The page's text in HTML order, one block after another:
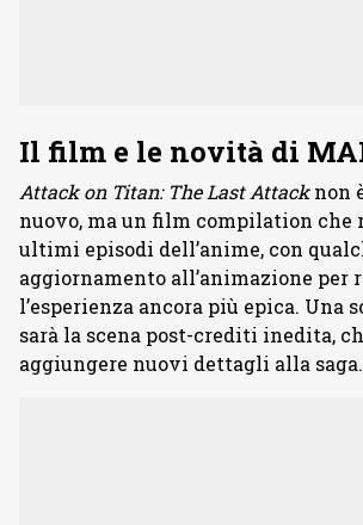
Il film e le novità di
Attack on Titan: The Last Attacknon
nuovo, ma un film compilation che
ultimi episodi dell’anime, con
aggiornamento all’animazione per
l’esperienza ancora più epica. Una
sarà la scena post-crediti inedita,
aggiungere nuovi dettagli alla saga.